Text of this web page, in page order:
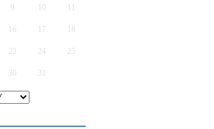
9
16 17
23 24 25
30 31